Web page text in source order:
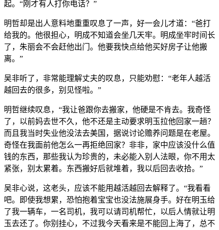
起。“刚才有人打你电话？”
明哲却是出人意料地重重叹息了一声，好一会儿才道：“爸打
给我的。他很担心，明成不知道会坐几天牢。明成坐牢时间长
了，朱丽会不会赶他出门。他要我快点给他买好房子让他搬
离。”
吴非听了，非常能理解丈夫的叹息，只能劝慰：“老年人越活
越回去的很多，别见怪啦。”
明哲继续叹息，“我让爸跟你去搬家，他硬是不肯去。我奇怪
了，以前妈去世不久，他不还是主动要求明玉拉他回家一趟？
而且我当时失业他没法去美国，据说讨论赡养问题是在老屋。
奇怪在我面前他怎么一再拒绝回家？非非，家中应该没什么值
钱的东西，那些我认为珍贵的，未必能入别人法眼，你不用太
紧张，别太累着。东西搬好后就堆着，我以后回去收拾。”
吴非心说，这老头，应该不能用越活越回去解释了。“我看看
吧。即使我想累，恐怕抱着宝宝也没法施展身手。好在明玉给
了我一辆车，一名司机，我可以请司机帮忙，以后人情就让明
玉去还了。你别挂心，不过我今天看来是不能回上海了，总不